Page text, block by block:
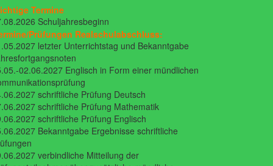
Termine
Schuljahresbeginn
Prüfungen Realschulabschluss:
letzter Unterrichtstag und Bekanntgabe
02.06.2027 Englisch in Form einer mündlichen
schriftliche Prüfung Deutsch
schriftliche Prüfung Mathematik
schriftliche Prüfung Englisch
Bekanntgabe Ergebnisse schriftliche
verbindliche Mitteilung der